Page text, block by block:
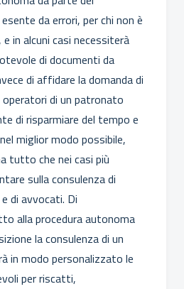
da errori, per chi non è
in alcuni casi necessiterà
di documenti da
di affidare la domanda di
di un patronato
di risparmiare del tempo e
miglior modo possibile,
tutto che nei casi più
sulla consulenza di
di avvocati. Di
alla procedura autonoma
la consulenza di un
in modo personalizzato le
per riscatti,